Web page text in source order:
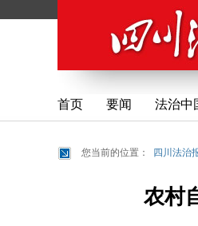
首页 要闻 法治中
您当前的位置： 四川法治
农村